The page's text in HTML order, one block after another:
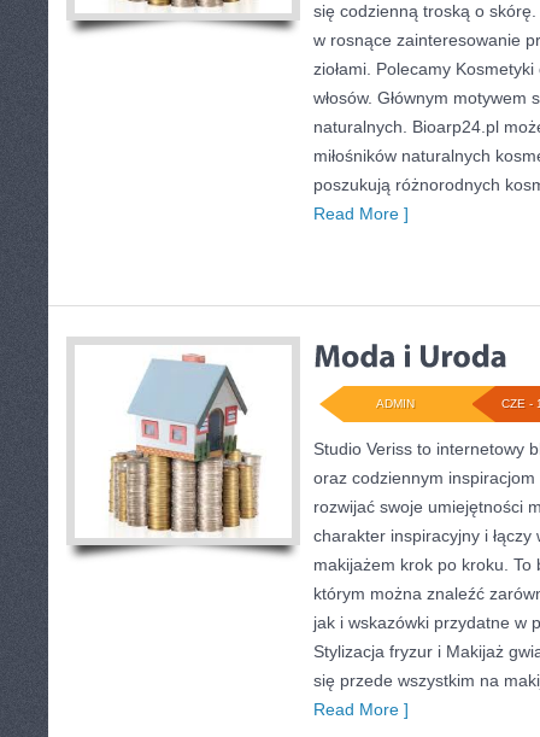
się codzienną troską o
w rosnące zainteresowanie
ziołami. Polecamy
włosów. Głównym
naturalnych. Bioarp24.pl
miłośników naturalnych
poszukują różnorodnych
Read More ]
CZE -
ADMIN
Studio Veriss to internetowy
oraz codziennym
rozwijać swoje umiejętności
charakter inspiracyjny i
makijażem krok po kroku. To
którym można znaleźć
jak i wskazówki przydatne w
Stylizacja fryzur i Makijaż
się przede wszystkim na
Read More ]